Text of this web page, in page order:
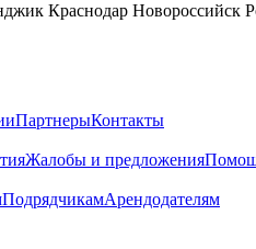
Краснодар Новороссийск
ПартнерыКонтакты
Жалобы и предложения
ПодрядчикамАрендодателям